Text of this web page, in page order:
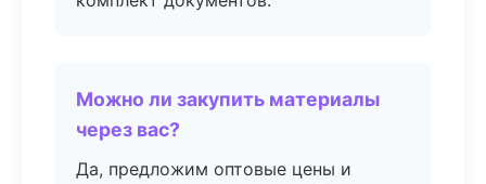
Можно ли закупить материалы
через вас?
Да, предложим оптовые цены и